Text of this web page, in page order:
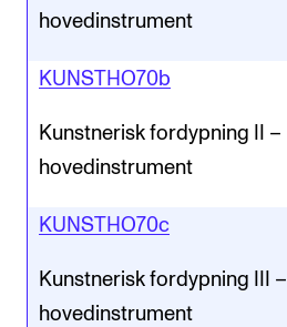
hovedinstrument
KUNSTHO70b
Kunstnerisk fordypning II –
hovedinstrument
KUNSTHO70c
Kunstnerisk fordypning III –
hovedinstrument